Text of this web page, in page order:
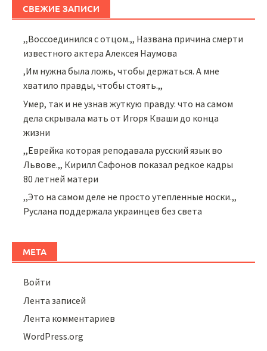
СВЕЖИЕ ЗАПИСИ
,,Воссоединился с отцом.,, Названа причина смерти
известного актера Алексея Наумова
,Им нужна была ложь, чтобы держаться. А мне
хватило правды, чтобы стоять.,,
Умер, так и не узнав жуткую правду: что на самом
дела скрывала мать от Игоря Кваши до конца
жизни
,,Еврейка которая реподавала русский язык во
Львове.,, Кирилл Сафонов показал редкое кадры
80 летней матери
,,Это на самом деле не просто утепленные носки.,,
Руслана поддержала украинцев без света
МЕТА
Войти
Лента записей
Лента комментариев
WordPress.org